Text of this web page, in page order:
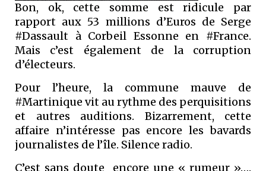
Bon, ok, cette somme est ridicule par
rapport aux 53 millions d’Euros de Serge
#Dassault à Corbeil Essonne en #France.
Mais c’est également de la corruption
d’électeurs.
Pour l’heure, la commune mauve de
#Martinique vit au rythme des perquisitions
et autres auditions. Bizarrement, cette
affaire n’intéresse pas encore les bavards
journalistes de l’île. Silence radio.
C’est sans doute encore une « rumeur »….